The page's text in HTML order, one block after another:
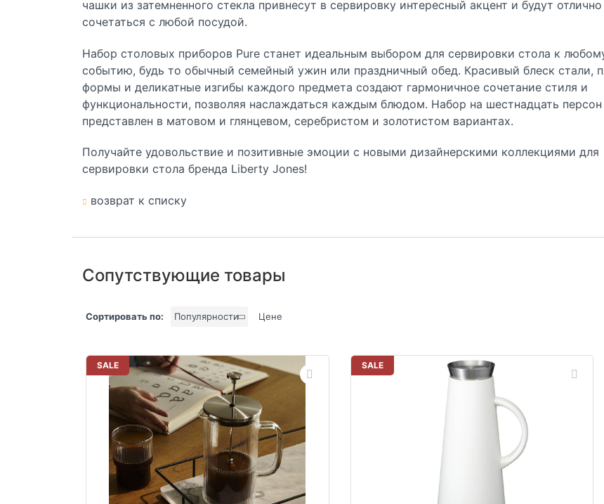
чашки из затемненного стекла привнесут в сервировку интересный акцент и будут отлично
сочетаться с любой посудой.
Набор столовых приборов Pure станет идеальным выбором для сервировки стола к
событию, будь то обычный семейный ужин или праздничный обед. Красивый блеск стали,
формы и деликатные изгибы каждого предмета создают гармоничное сочетание стиля и
функциональности, позволяя наслаждаться каждым блюдом. Набор на шестнадцать персон
представлен в матовом и глянцевом, серебристом и золотистом вариантах.
Получайте удовольствие и позитивные эмоции с новыми дизайнерскими коллекциями для
сервировки стола бренда Liberty Jones!
возврат к списку
Сопутствующие товары
Сортировать по: Популярности Цене
SALE SALE